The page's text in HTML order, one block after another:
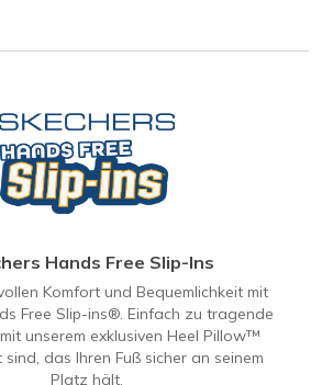
Hands Free Slip-Ins
Komfort und Bequemlichkeit mit
Free Slip-ins®. Einfach zu tragende
unserem exklusiven Heel Pillow™
das Ihren Fuß sicher an seinem
Platz hält.